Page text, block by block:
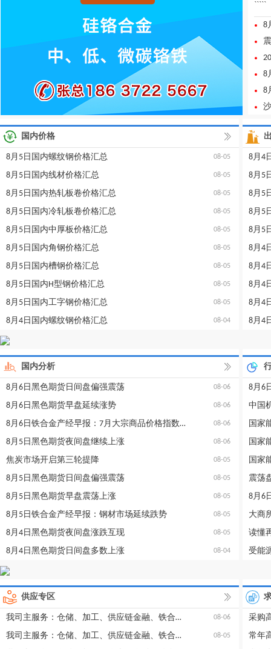
`````
8
8
8
>
国内价格
08-05
8月5日国内螺纹钢价格汇总
08-05
8月5日国内线材价格汇总
08-05
8月5日国内热轧板卷价格汇总
08-05
8月5日国内冷轧板卷价格汇总
08-05
8月5日国内中厚板价格汇总
08-05
8月5日国内角钢价格汇总
08-05
8月5日国内槽钢价格汇总
08-05
8月5日国内H型钢价格汇总
08-05
8月5日国内工字钢价格汇总
08-04
8月4日国内螺纹钢价格汇总
8月4
8月5
8月5
8月5
8月5
8月4
8月4
8月4
8月4
8月4
国内分析
08-06
8月6日黑色期货日间盘偏强震荡
08-06
8月6日黑色期货早盘延续涨势
08-06
8月6日铁合金产经早报：7月大宗商品价格指数小幅回落
08-06
8月5日黑色期货夜间盘继续上涨
08-05
焦炭市场开启第三轮提降
08-05
8月5日黑色期货日间盘偏强震荡
08-05
8月5日黑色期货早盘震荡上涨
08-05
8月5日铁合金产经早报：钢材市场延续跌势
08-05
8月4日黑色期货夜间盘涨跌互现
08-04
8月4日黑色期货日间盘多数上涨
8月6
8月6
大商
读懂
受能
供应专区
08-06
我司主服务：仓储、加工、供应链金融、铁合金信息咨询等
08-05
我司主服务：仓储、加工、供应链金融、铁合金信息咨询等
采购